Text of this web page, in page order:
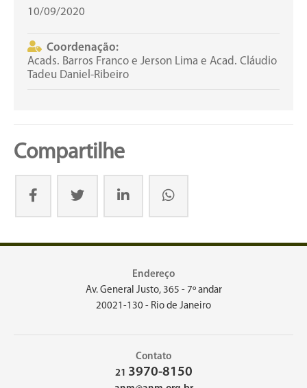
10/09/2020
Coordenação:
Acads. Barros Franco e Jerson Lima e Acad. Cláudio
Tadeu Daniel-Ribeiro
Compartilhe
Endereço
Av. General Justo, 365 - 7º andar
20021-130 - Rio de Janeiro
Contato
21 3970-8150